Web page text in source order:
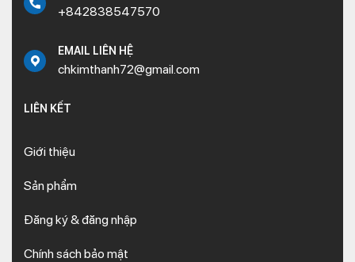
+842838547570
EMAIL LIÊN HỆ
chkimthanh72@gmail.com
LIÊN KẾT
Giới thiệu
Sản phẩm
Đăng ký & đăng nhập
Chính sách bảo mật